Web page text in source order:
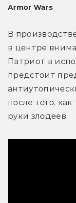
Armor Wars
В
в центре
Патриот в
предстоит
после того,
руки злодеев.